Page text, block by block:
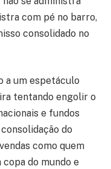
com pé no barro,
consolidado no
a um espetáculo
tentando engolir o
e fundos
do
como quem
do mundo e